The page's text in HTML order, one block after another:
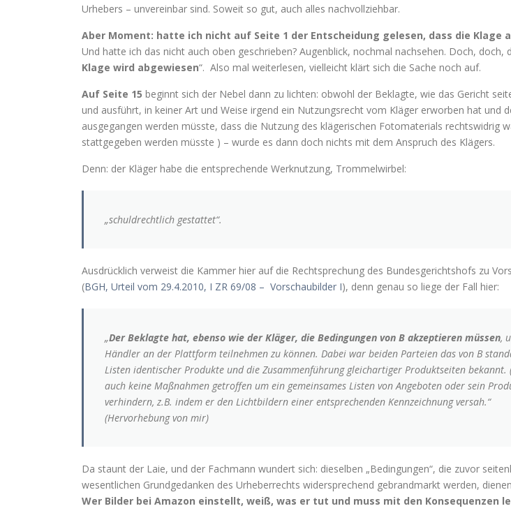
Urhebers – unvereinbar sind. Soweit so gut, auch alles nachvollziehbar.
Aber Moment: hatte ich nicht auf Seite 1 der Entscheidung gelesen, dass die Klage
Und hatte ich das nicht auch oben geschrieben? Augenblick, nochmal nachsehen. Doch, doch,
Klage wird abgewiesen“. Also mal weiterlesen, vielleicht klärt sich die Sache noch auf.
Auf Seite 15 beginnt sich der Nebel dann zu lichten: obwohl der Beklagte, wie das Gericht
und ausführt, in keiner Art und Weise irgend ein Nutzungsrecht vom Kläger erworben hat und
ausgegangen werden müsste, dass die Nutzung des klägerischen Fotomaterials rechtswidrig
stattgegeben werden müsste ) – wurde es dann doch nichts mit dem Anspruch des Klägers.
Denn: der Kläger habe die entsprechende Werknutzung, Trommelwirbel:
„schuldrechtlich gestattet“.
Ausdrücklich verweist die Kammer hier auf die Rechtsprechung des Bundesgerichtshofs zu
(BGH, Urteil vom 29.4.2010, I ZR 69/08 – Vorschaubilder I), denn genau so liege der Fall hier:
„Der Beklagte hat, ebenso wie der Kläger, die Bedingungen von B akzeptieren müssen,
Händler an der Plattform teilnehmen zu können. Dabei war beiden Parteien das von B
Listen identischer Produkte und die Zusammenführung gleichartiger Produktseiten
auch keine Maßnahmen getroffen um ein gemeinsames Listen von Angeboten oder sein
verhindern, z.B. indem er den Lichtbildern einer entsprechenden Kennzeichnung versah.“
(Hervorhebung von mir)
Da staunt der Laie, und der Fachmann wundert sich: dieselben „Bedingungen“, die zuvor
wesentlichen Grundgedanken des Urheberrechts widersprechend gebrandmarkt werden,
Wer Bilder bei Amazon einstellt, weiß, was er tut und muss mit den Konsequenzen